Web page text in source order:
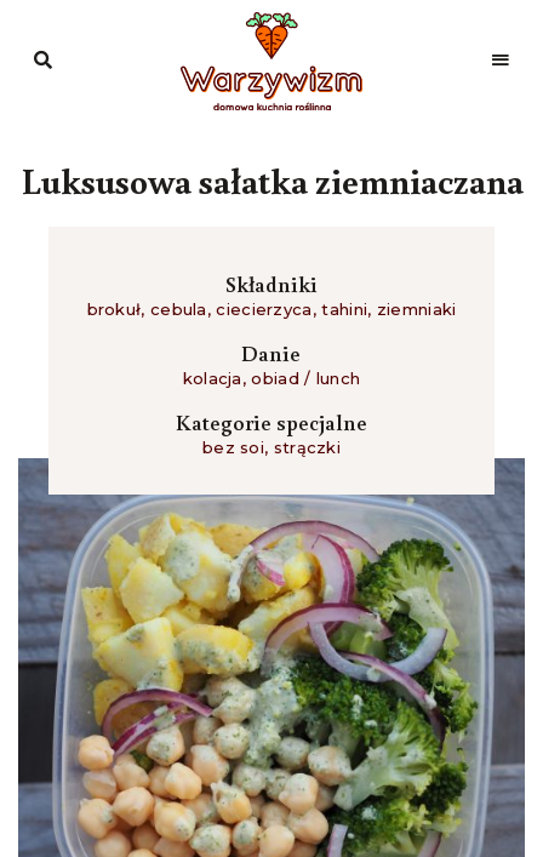
Domowa
Luksusowa sałatka ziemniaczana
Składniki
brokuł, cebula,ciecierzyca,tahini, ziemniaki
Danie
kolacja,obiad / lunch
Kategorie specjalne
bez soi, strączki